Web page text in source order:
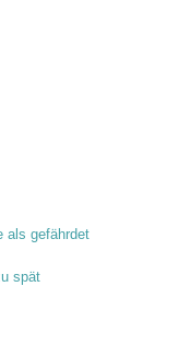
als gefährdet
spät